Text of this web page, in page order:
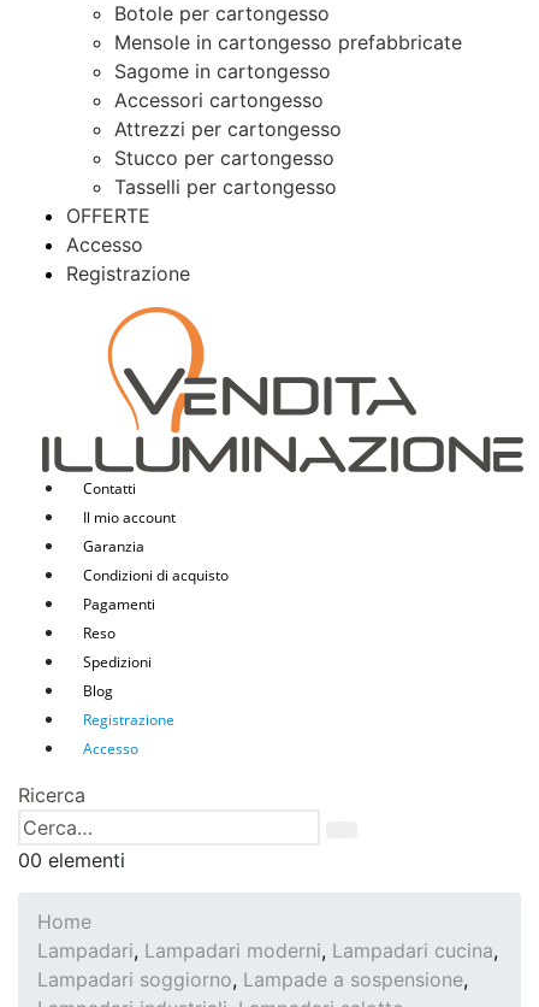
Botole per cartongesso
Mensole in cartongesso prefabbricate
Sagome in cartongesso
Accessori cartongesso
Attrezzi per cartongesso
Stucco per cartongesso
Tasselli per cartongesso
OFFERTE
Accesso
Registrazione
Contatti
Il mio account
Garanzia
Condizioni di acquisto
Pagamenti
Reso
Spedizioni
Blog
Registrazione
Accesso
Ricerca
00 elementi
Home
Lampadari, Lampadari moderni, Lampadari cucina,
Lampadari soggiorno, Lampade a sospensione,